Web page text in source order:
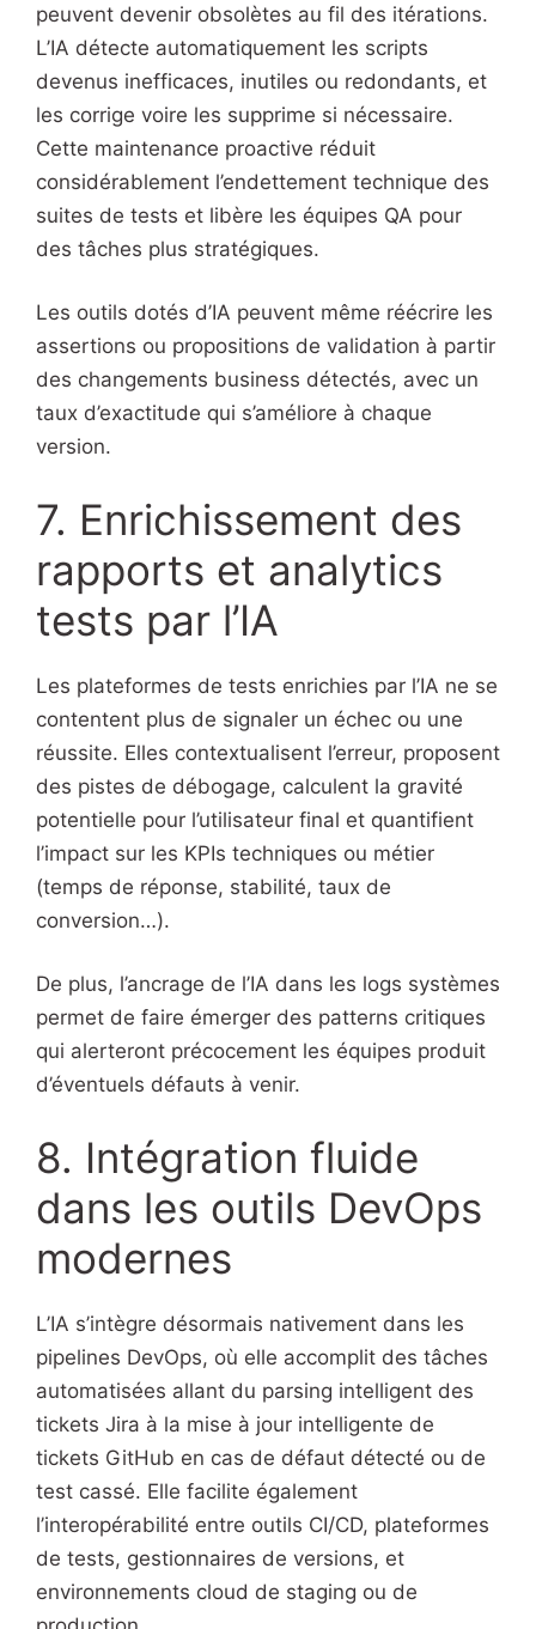
peuvent devenir obsolètes au fil des itérations.
L’IA détecte automatiquement les scripts
devenus inefficaces, inutiles ou redondants, et
les corrige voire les supprime si nécessaire.
Cette maintenance proactive réduit
considérablement l’endettement technique des
suites de tests et libère les équipes QA pour
des tâches plus stratégiques.
Les outils dotés d’IA peuvent même réécrire les
assertions ou propositions de validation à partir
des changements business détectés, avec un
taux d’exactitude qui s’améliore à chaque
version.
7. Enrichissement des
rapports et analytics
tests par l’IA
Les plateformes de tests enrichies par l’IA ne se
contentent plus de signaler un échec ou une
réussite. Elles contextualisent l’erreur, proposent
des pistes de débogage, calculent la gravité
potentielle pour l’utilisateur final et quantifient
l’impact sur les KPIs techniques ou métier
(temps de réponse, stabilité, taux de
conversion…).
De plus, l’ancrage de l’IA dans les logs systèmes
permet de faire émerger des patterns critiques
qui alerteront précocement les équipes produit
d’éventuels défauts à venir.
8. Intégration fluide
dans les outils DevOps
modernes
L’IA s’intègre désormais nativement dans les
pipelines DevOps, où elle accomplit des tâches
automatisées allant du parsing intelligent des
tickets Jira à la mise à jour intelligente de
tickets GitHub en cas de défaut détecté ou de
test cassé. Elle facilite également
l’interopérabilité entre outils CI/CD, plateformes
de tests, gestionnaires de versions, et
environnements cloud de staging ou de